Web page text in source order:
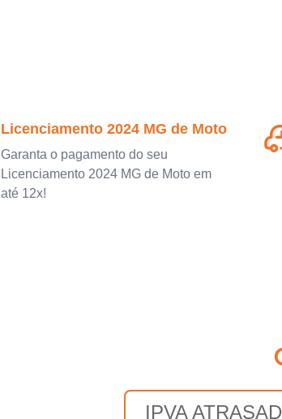
Licenciamento 2024 MG de Moto
Garanta o pagamento do seu
Licenciamento 2024 MG de Moto em
até 12x!
IPVA